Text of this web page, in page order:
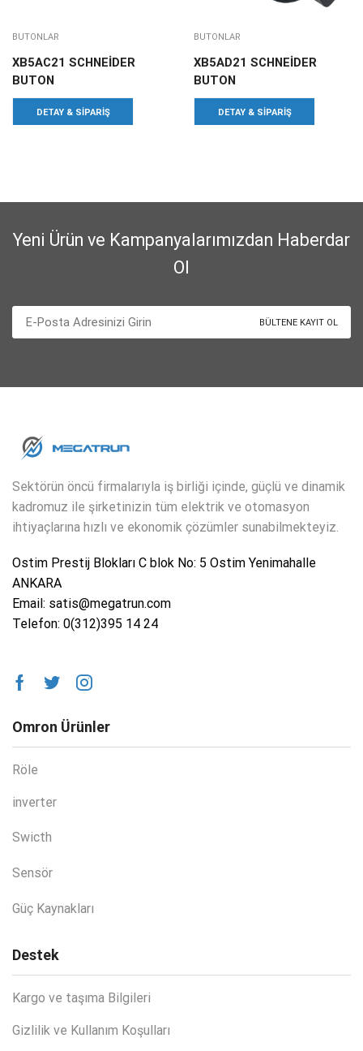
BUTONLAR
XB5AC21 SCHNEİDER
BUTON
DETAY & SIPARIŞ
BUTONLAR
XB5AD21 SCHNEİDER
BUTON
DETAY & SIPARIŞ
Yeni Ürün ve Kampanyalarımızdan Haberdar
Ol
Sektörün öncü firmalarıyla iş birliği içinde, güçlü ve dinamik
kadromuz ile şirketinizin tüm elektrik ve otomasyon
ihtiyaçlarına hızlı ve ekonomik çözümler sunabilmekteyiz.
Ostim Prestij Blokları C blok No: 5 Ostim Yenimahalle
ANKARA
Email: satis@megatrun.com
Telefon: 0(312)395 14 24
Omron Ürünler
Röle
inverter
Swicth
Sensör
Güç Kaynakları
Destek
Kargo ve taşıma Bilgileri
Gizlilik ve Kullanım Koşulları